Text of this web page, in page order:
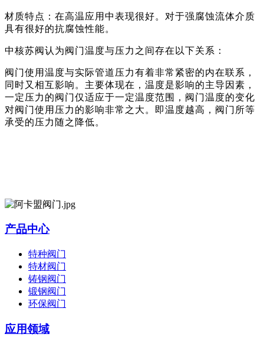
材质特点： 在高温应用中表现很好。对于强腐蚀流体介质
具有很好的抗腐蚀性能。
中核苏阀认为阀门温度与压力之间存在以下关系 ：
阀门使用温度与实际管道压力有着非常紧密的内在联系，
同时又相互影响。 主要体现在 ，温度是影响的主导因素，
一定压力的阀门仅适应于一定温度范围，阀门温度的变化
对阀门使用压力 的影响非常之大 。
即温度越高，阀门所等
承受的压力随之降低。
产品中心
特种阀门
特材阀门
铸钢阀门
锻钢阀门
环保阀门
应用领域